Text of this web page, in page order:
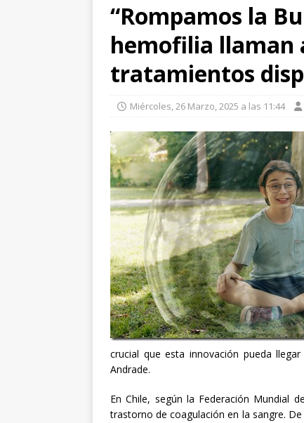
“Rompamos la
hemofilia llaman
tratamientos
Miércoles, 26 Marzo, 2025 a las 11:44
crucial que esta innovación pueda
Andrade.
En Chile, según la Federación Mundial
trastorno de coagulación en la sangre.